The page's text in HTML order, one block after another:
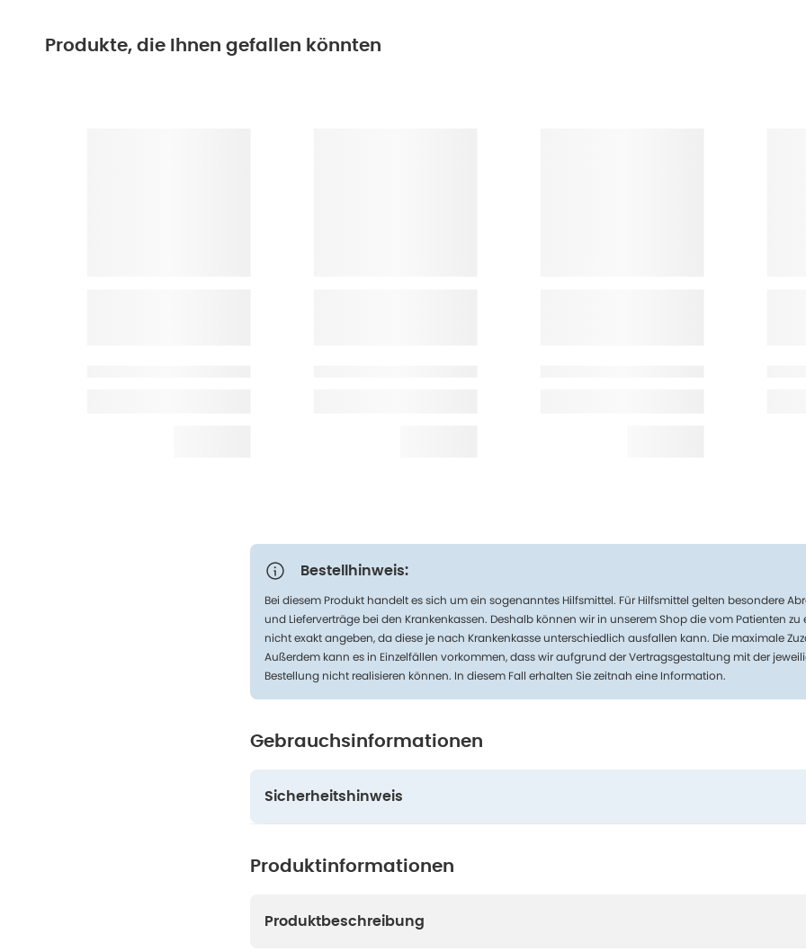
Produkte, die Ihnen gefallen könnten
Bestellhinweis:
Bei diesem Produkt handelt es sich um ein sogenanntes Hilfsmittel. Für Hilfsmittel gelten besondere
und Lieferverträge bei den Krankenkassen. Deshalb können wir in unserem Shop die vom Patienten
nicht exakt angeben, da diese je nach Krankenkasse unterschiedlich ausfallen kann. Die maximale
Außerdem kann es in Einzelfällen vorkommen, dass wir aufgrund der Vertragsgestaltung mit der
Bestellung nicht realisieren können. In diesem Fall erhalten Sie zeitnah eine Information.
Gebrauchsinformationen
Sicherheitshinweis
Produktinformationen
Produktbeschreibung